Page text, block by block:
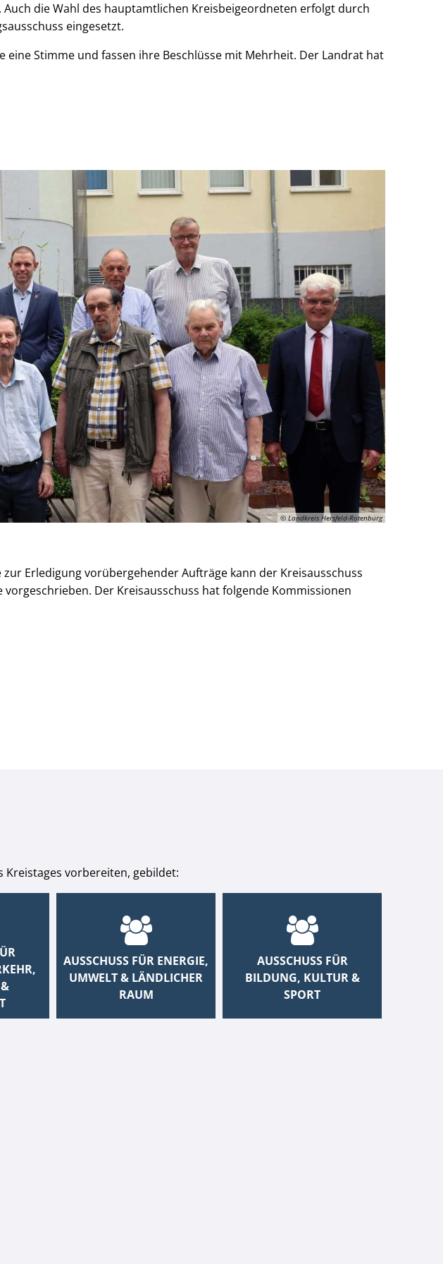
die Wahl des hauptamtlichen Kreisbeigeordneten erfolgt durch
eingesetzt.
Stimme und fassen ihre Beschlüsse mit Mehrheit. Der Landrat hat
© Landkreis Hersfeld-Rotenburg
Erledigung vorübergehender Aufträge kann der Kreisausschuss
Der Kreisausschuss hat folgende Kommissionen
Kreistages vorbereiten, gebildet:
AUSSCHUSS FÜR ENERGIE,
UMWELT & LÄNDLICHER
RAUM
AUSSCHUSS FÜR
BILDUNG, KULTUR &
SPORT